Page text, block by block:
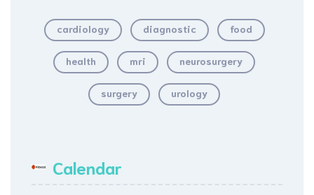
cardiology diagnostic food
health mri neurosurgery
surgery urology
Calendar